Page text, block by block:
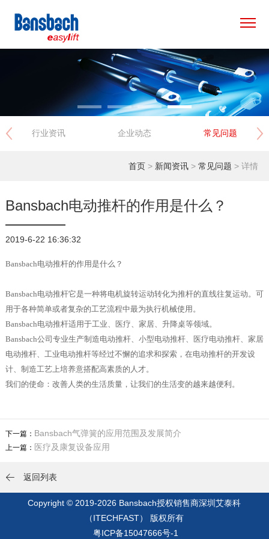
×
应用领域
新闻资讯
关于我们
联系我们
行业资讯 企业动态 常见问题
首页 > 新闻资讯 >常见问题 > 详情
Bansbach电动推杆的作用是什么？
2019-6-22 16:36:32
Bansbach电动推杆的作用是什么？
Bansbach电动推杆它是一种将电机旋转运动转化为推杆的直线往复运动。可
用于各种简单或者复杂的工艺流程中最为执行机械使用。
Bansbach电动推杆适用于工业、医疗、家居、升降桌等领域。
Bansbach公司专业生产制造电动推杆、小型电动推杆、医疗电动推杆、家居
电动推杆、工业电动推杆等经过不懈的追求和探索，在电动推杆的开发设
计、制造工艺上培养意搭配高素质的人才。
我们的使命：改善人类的生活质量，让我们的生活变的越来越便利。
下一篇： Bansbach气弹簧的应用范围及发展简介
上一篇： 医疗及康复设备应用
 返回列表
Copyright © 2019-2026 Bansbach授权销售商深圳艾泰科
（ITECHFAST）
版权所有
粤ICP备15047666号-1